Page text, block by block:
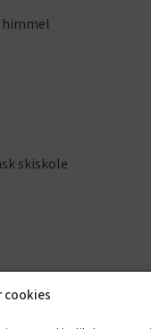
cookies
skiskole